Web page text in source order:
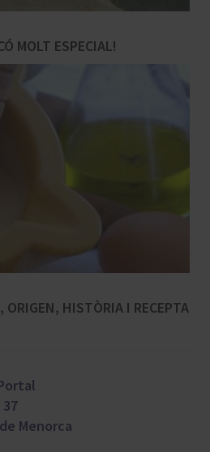
MOLT ESPECIAL!
ORIGEN, HISTÒRIA I RECEPTA
Menorca